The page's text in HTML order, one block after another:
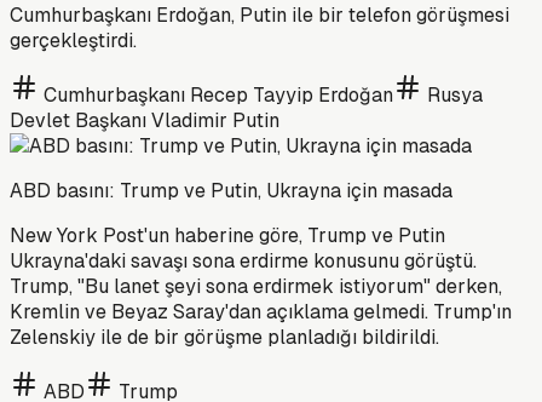
Cumhurbaşkanı Erdoğan, Putin ile bir telefon görüşmesi
gerçekleştirdi.
Cumhurbaşkanı Recep Tayyip Erdoğan
Rusya
Devlet Başkanı Vladimir Putin
ABD basını: Trump ve Putin, Ukrayna için masada
New York Post'un haberine göre, Trump ve Putin
Ukrayna'daki savaşı sona erdirme konusunu görüştü.
Trump, "Bu lanet şeyi sona erdirmek istiyorum" derken,
Kremlin ve Beyaz Saray'dan açıklama gelmedi. Trump'ın
Zelenskiy ile de bir görüşme planladığı bildirildi.
ABD Trump